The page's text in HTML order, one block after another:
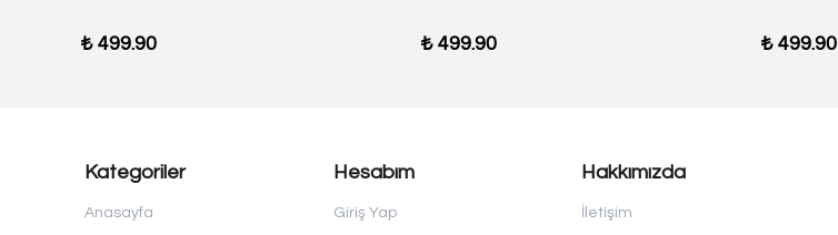
₺ 499.90 ₺ 499.90 ₺ 499.90
Kategoriler
Anasayfa
Hesabım
Giriş Yap
Hakkımızda
İletişim